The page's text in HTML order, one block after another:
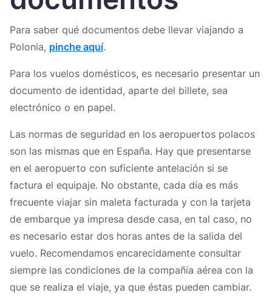
Nederlands
Suomi Svenska
Zamknij
Para saber qué documentos debe llevar viajando a
Polonia, pinche aquí.
Para los vuelos domésticos, es necesario presentar un
documento de identidad, aparte del billete, sea
electrónico o en papel.
Las normas de seguridad en los aeropuertos polacos
son las mismas que en España. Hay que presentarse
en el aeropuerto con suficiente antelación si se
factura el equipaje. No obstante, cada día es más
frecuente viajar sin maleta facturada y con la tarjeta
de embarque ya impresa desde casa, en tal caso, no
es necesario estar dos horas antes de la salida del
vuelo. Recomendamos encarecidamente consultar
siempre las condiciones de la compañía aérea con la
que se realiza el viaje, ya que éstas pueden cambiar.